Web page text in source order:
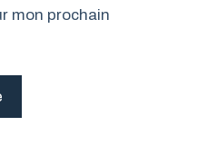
mon prochain